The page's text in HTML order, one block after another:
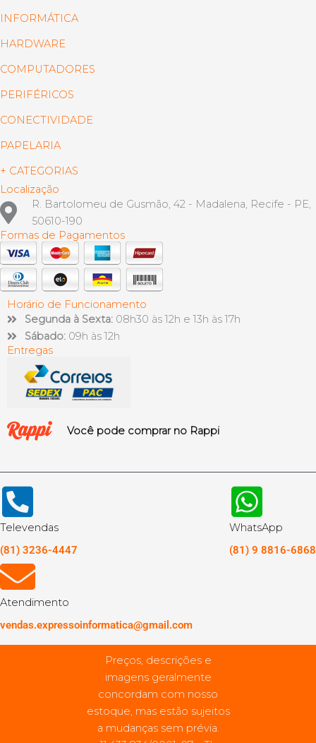
INFORMÁTICA
HARDWARE
COMPUTADORES
PERIFÉRICOS
CONECTIVIDADE
PAPELARIA
+ CATEGORIAS
Localização
R. Bartolomeu de Gusmão, 42 - Madalena, Recife - PE,
50610-190
Formas de Pagamentos
Horário de Funcionamento
Segunda à Sexta: 08h30 às 12h e 13h às 17h
Sábado: 09h às 12h
Entregas
Você pode comprar no Rappi
Televendas
(81) 3236-4447
WhatsApp
(81) 9 8816-6868
Atendimento
vendas.expressoinformatica@gmail.com
Preços, descrições e
imagens geralmente
concordam com nosso
estoque, mas estão sujeitos
a mudanças sem prévia.